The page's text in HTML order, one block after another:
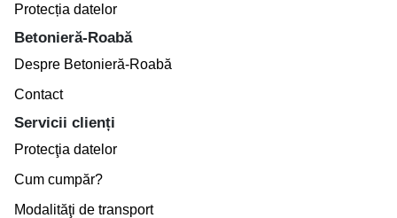
Protecția datelor
Betonieră-Roabă
Despre Betonieră-Roabă
Contact
Servicii clienți
Protecţia datelor
Cum cumpăr?
Modalităţi de transport